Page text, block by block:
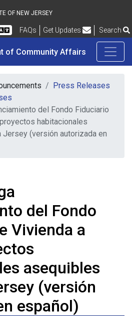
OF NEW JERSEY
FAQsFrequently Asked Questions
Get Updates Search
of Community Affairs
Press Releases
del Fondo Fiduciario
habitacionales
(versión autorizada en
del Fondo
Vivienda a
asequibles
(versión
español)